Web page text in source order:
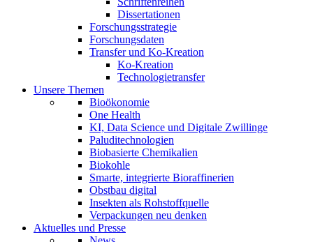
Dissertationen
Forschungsstrategie
Forschungsdaten
Transfer und Ko-Kreation
Ko-Kreation
Technologietransfer
Unsere Themen
Bioökonomie
One Health
KI, Data Science und Digitale Zwillinge
Paluditechnologien
Biobasierte Chemikalien
Biokohle
Smarte, integrierte Bioraffinerien
Obstbau digital
Insekten als Rohstoffquelle
Verpackungen neu denken
Aktuelles und Presse